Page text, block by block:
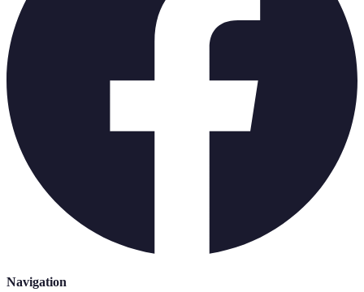
Navigation